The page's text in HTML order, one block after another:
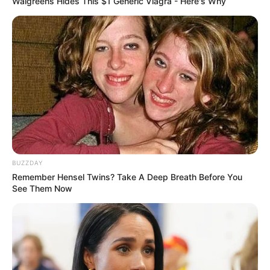
Mute
5. Patung
BUZZDAY
Remember Hensel Twins? Take A Deep Breath Before You
See Them Now